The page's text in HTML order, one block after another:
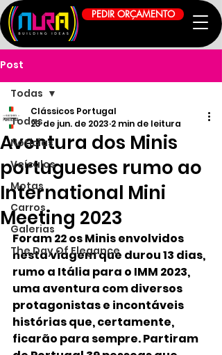
PEDIR ORÇAMENTO
Post
Todas
Notícias
Veículos
Motas
Carros
Galerias
The Day Of Elegance
Todas
Aventura dos Minis
portugueses rumo ao
International Mini
Meeting 2023
Clássicos Portugal
23 de jun. de 2023 2 min de leitura
Foram 22 os Minis envolvidos
nesta viagem que durou 13 dias,
rumo a Itália para o IMM 2023,
uma aventura com diversos
protagonistas e incontáveis
histórias que, certamente,
ficarão para sempre. Partiram